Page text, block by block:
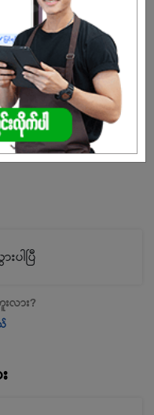
းအခွင့်အလမ်းများကိုပေးနိုင်
ပါတယ်ရှင်။ 😇📚
𝐚𝐧𝐝 𝐩𝐨𝐬𝐢𝐭𝐢𝐯𝐞 𝐢𝐦𝐩𝐚𝐜𝐭 𝐢𝐧
ါပြီ
လား?